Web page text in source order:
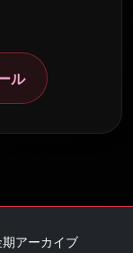
ル
アーカイブ